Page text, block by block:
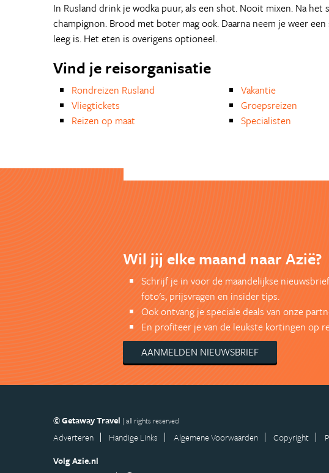
In Rusland drink je wodka puur, als een shot. Nooit mixen. Na
champignon. Brood met boter mag ook. Daarna neem je weer
leeg is. Het eten is overigens optioneel.
Vind je reisorganisatie
Rondreizen Rusland
Vliegtickets
Reizen op maat
Vakantie
Groepsreizen
Specialisten
Wil jij elke maand naar Azië?
Schrijf je in voor de maandelijkse
foto's, prijsvragen en insider tips.
Ook ontvang je speciale deals van onze
En profiteer je van de leukste kortingen op
AANMELDEN NIEUWSBRIEF
© Getaway Travel | all rights reserved
Adverteren Handige Links Algemene Voorwaarden Copyright
Volg Azie.nl